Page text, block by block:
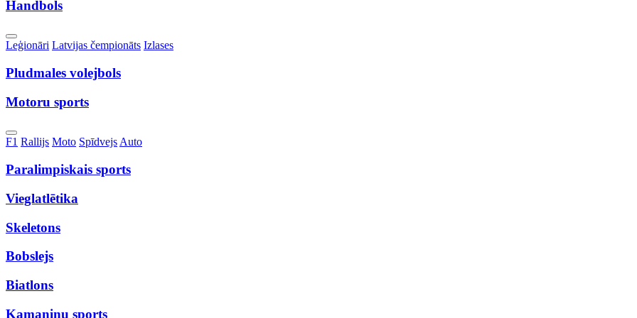
Handbols
Toggle
Dropdown
Leģionāri Latvijas čempionāts Izlases
Pludmales volejbols
Motoru sports
Toggle
Dropdown
F1 Rallijs Moto SpīdvejsAuto
Paralimpiskais sports
Vieglatlētika
Skeletons
Bobslejs
Biatlons
Kamaniņu sports